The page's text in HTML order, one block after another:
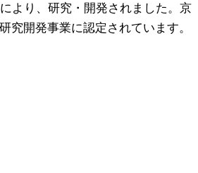
より、研究・開発されました。京
究開発事業に認定されています。